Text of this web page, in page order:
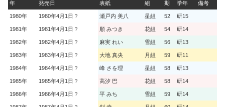
年 発売日 表紙 組 期 学年 備考
1980年 1980年4月1日？ 瀬戸内 美八 星組 52 研15
1981年 1981年4月1日？ 順 みつき 花組 54 研14
1982年 1982年4月1日？ 麻実 れい 雪組 56 研13
1983年 1983年4月1日？ 大地 真央 月組 59 研11
1984年 1984年4月1日？ 峰 さを理 星組 58 研13
1985年 1985年4月1日？ 高汐 巴 花組 58 研14
1986年 1986年4月1日？ 平 みち 雪組 59 研14